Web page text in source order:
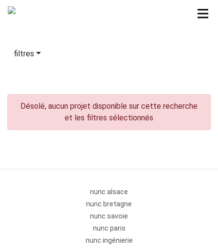
filtres
Désolé, aucun projet disponible sur cette recherche
et les filtres sélectionnés
nunc alsace
nunc bretagne
nunc savoie
nunc paris
nunc ingénierie